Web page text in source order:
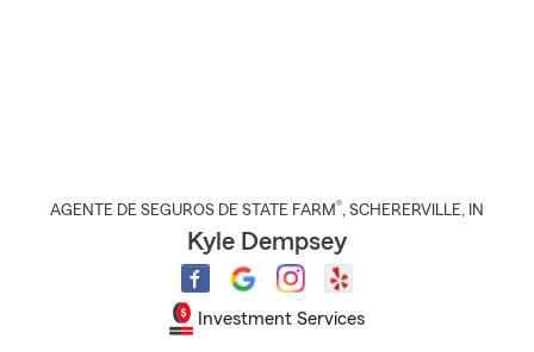
AGENTE DE SEGUROS DE STATE FARM®, SCHERERVILLE, IN
Kyle Dempsey
Investment Services